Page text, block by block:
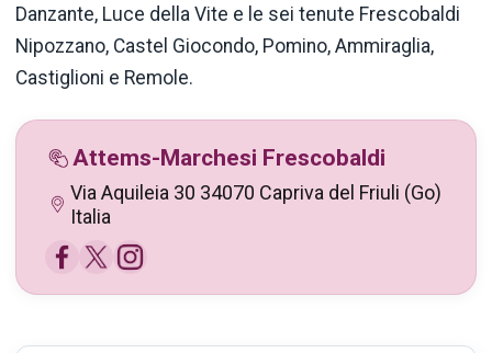
Danzante, Luce della Vite e le sei tenute Frescobaldi
Nipozzano, Castel Giocondo, Pomino, Ammiraglia,
Castiglioni e Remole.
Attems-Marchesi Frescobaldi
Via Aquileia 30 34070 Capriva del Friuli (Go)
Italia